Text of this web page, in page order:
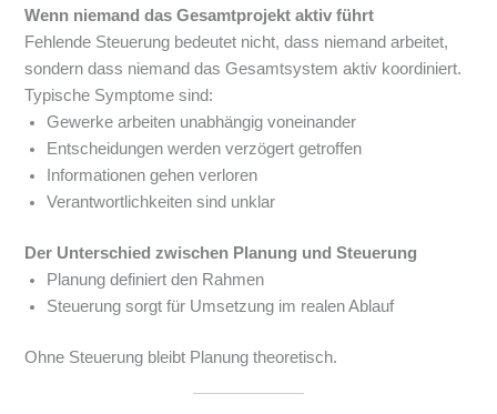
Wenn niemand das Gesamtprojekt aktiv führt
Fehlende Steuerung bedeutet nicht, dass niemand arbeitet,
sondern dass niemand das Gesamtsystem aktiv koordiniert.
Typische Symptome sind:
Gewerke arbeiten unabhängig voneinander
Entscheidungen werden verzögert getroffen
Informationen gehen verloren
Verantwortlichkeiten sind unklar
Der Unterschied zwischen Planung und Steuerung
Planung definiert den Rahmen
Steuerung sorgt für Umsetzung im realen Ablauf
Ohne Steuerung bleibt Planung theoretisch.